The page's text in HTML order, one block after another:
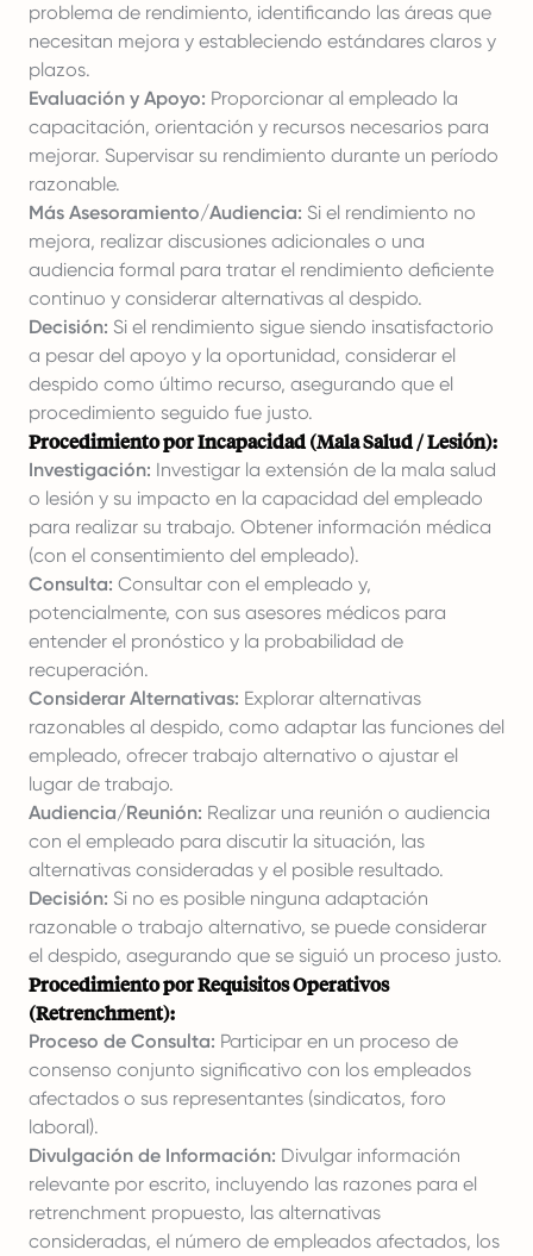
problema de rendimiento, identificando las áreas que
necesitan mejora y estableciendo estándares claros y
plazos.
Evaluación y Apoyo: Proporcionar al empleado la
capacitación, orientación y recursos necesarios para
mejorar. Supervisar su rendimiento durante un período
razonable.
Más Asesoramiento/Audiencia: Si el rendimiento no
mejora, realizar discusiones adicionales o una
audiencia formal para tratar el rendimiento deficiente
continuo y considerar alternativas al despido.
Decisión: Si el rendimiento sigue siendo insatisfactorio
a pesar del apoyo y la oportunidad, considerar el
despido como último recurso, asegurando que el
procedimiento seguido fue justo.
Procedimiento por Incapacidad (Mala Salud / Lesión):
Investigación: Investigar la extensión de la mala salud
o lesión y su impacto en la capacidad del empleado
para realizar su trabajo. Obtener información médica
(con el consentimiento del empleado).
Consulta: Consultar con el empleado y,
potencialmente, con sus asesores médicos para
entender el pronóstico y la probabilidad de
recuperación.
Considerar Alternativas: Explorar alternativas
razonables al despido, como adaptar las funciones del
empleado, ofrecer trabajo alternativo o ajustar el
lugar de trabajo.
Audiencia/Reunión: Realizar una reunión o audiencia
con el empleado para discutir la situación, las
alternativas consideradas y el posible resultado.
Decisión: Si no es posible ninguna adaptación
razonable o trabajo alternativo, se puede considerar
el despido, asegurando que se siguió un proceso justo.
Procedimiento por Requisitos Operativos
(Retrenchment):
Proceso de Consulta: Participar en un proceso de
consenso conjunto significativo con los empleados
afectados o sus representantes (sindicatos, foro
laboral).
Divulgación de Información: Divulgar información
relevante por escrito, incluyendo las razones para el
retrenchment propuesto, las alternativas
consideradas, el número de empleados afectados, los